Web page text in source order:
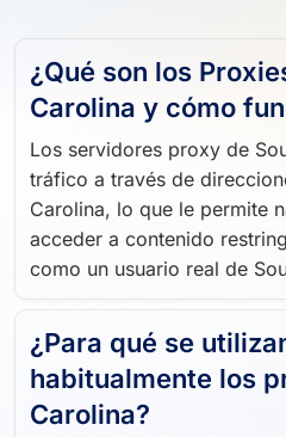
¿Qué son los
Carolina y cómo
Los servidores proxy de
tráfico a través de
Carolina, lo que le permite
acceder a contenido
como un usuario real de
¿Para qué se
habitualmente los
Carolina?